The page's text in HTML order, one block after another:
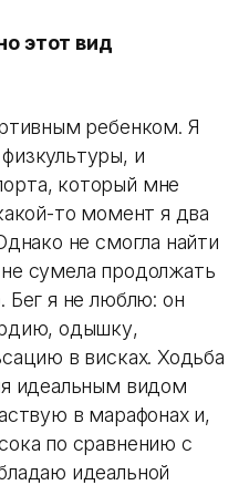
этот вид
ребенком. Я
и
который мне
то момент я два
не смогла найти
сумела продолжать
Бег я не люблю: он
одышку,
в висках. Ходьба
идеальным видом
в марафонах и,
по сравнению с
идеальной